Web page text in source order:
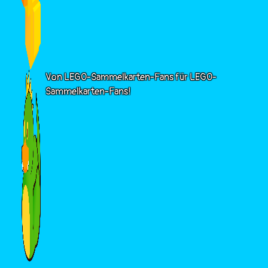
Von LEGO-Sammelkarten-Fans für LEGO-
Sammelkarten-Fans!